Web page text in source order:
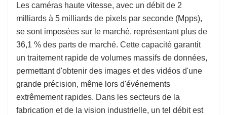
Les caméras haute vitesse, avec un débit de 2
milliards à 5 milliards de pixels par seconde (Mpps),
se sont imposées sur le marché, représentant plus de
36,1 % des parts de marché. Cette capacité garantit
un traitement rapide de volumes massifs de données,
permettant d'obtenir des images et des vidéos d'une
grande précision, même lors d'événements
extrêmement rapides. Dans les secteurs de la
fabrication et de la vision industrielle, un tel débit est